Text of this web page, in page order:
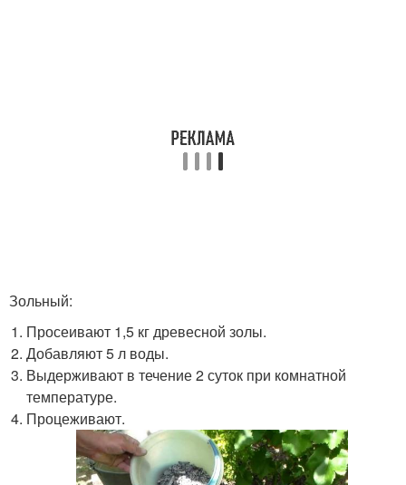
Зольный:
Просеивают 1,5 кг древесной золы.
Добавляют 5 л воды.
Выдерживают в течение 2 суток при комнатной
температуре.
Процеживают.